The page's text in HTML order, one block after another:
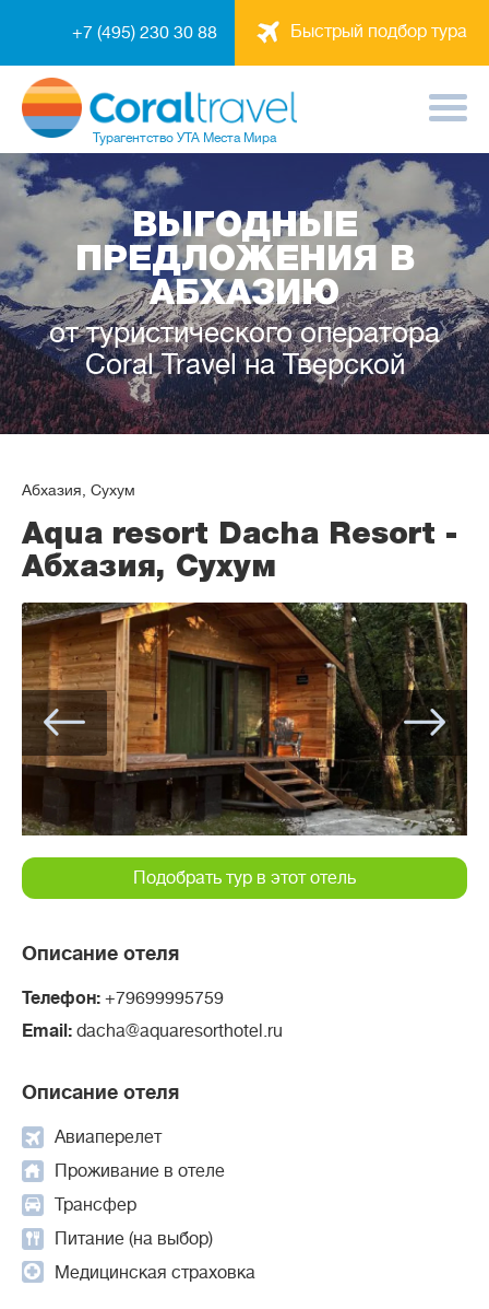
Быстрый подбор тура
+7 (495) 230 30 88
Турагентство УТА Места Мира
ВЫГОДНЫЕ
ПРЕДЛОЖЕНИЯ В
АБХАЗИЮ
от туристического оператора
Coral Travel на Тверской
Абхазия, Сухум
Aqua resort Dacha Resort -
Абхазия, Сухум
Описание отеля
Телефон: +79699995759
Email: dacha@aquaresorthotel.ru
Описание отеля
Авиаперелет
Проживание в отеле
Трансфер
Питание (на выбор)
Медицинская страховка
Подобрать тур в этот отель